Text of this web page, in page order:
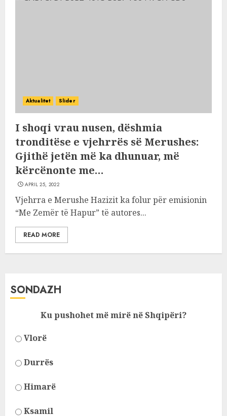
Aktualitet Slider
I shoqi vrau nusen, dëshmia
tronditëse e vjehrrës së Merushes:
Gjithë jetën më ka dhunuar, më
kërcënonte me…
APRIL 25, 2022
Vjehrra e Merushe Hazizit ka folur për emisionin
“Me Zemër të Hapur” të autores...
READ MORE
SONDAZH
Ku pushohet më mirë në Shqipëri?
Vlorë
Durrës
Himarë
Ksamil